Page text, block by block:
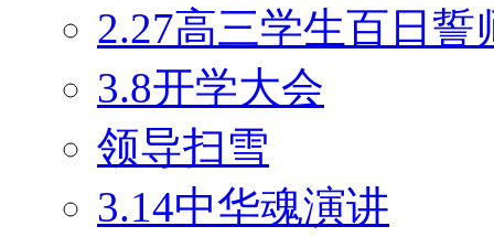
2.27高三学生百日誓
3.8开学大会
领导扫雪
3.14中华魂演讲